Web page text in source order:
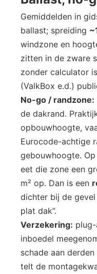
Gemiddelden in
ballast; spreiding
windzone en
zitten in de zware
zonder calculator
(ValkBox e.d.)
No-go / randzone:
de dakrand.
opbouwhoogte,
Eurocode-achtige
gebouwhoogte.
eet die zone een
m² op. Dan is een
dichter bij de
plat dak”.
Verzekering:
inboedel
schade aan
telt de